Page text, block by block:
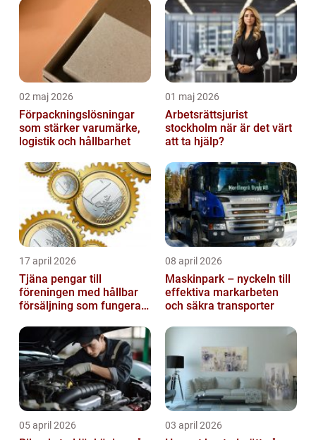
02 maj 2026
Förpackningslösningar
som stärker varumärke,
logistik och hållbarhet
01 maj 2026
Arbetsrättsjurist
stockholm när är det värt
att ta hjälp?
17 april 2026
Tjäna pengar till
föreningen med hållbar
försäljning som fungerar
08 april 2026
Maskinpark – nyckeln till
effektiva markarbeten
och säkra transporter
05 april 2026 03 april 2026